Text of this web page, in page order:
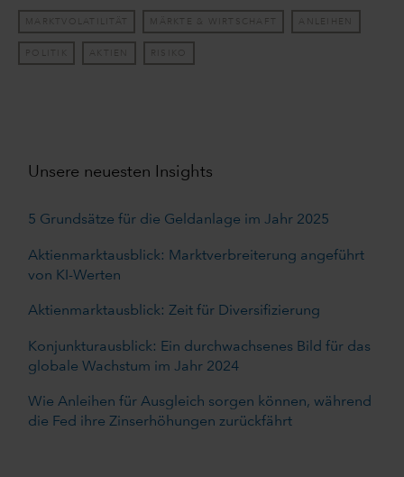
MARKTVOLATILITÄT MÄRKTE & WIRTSCHAFT ANLEIHEN
POLITIK AKTIEN RISIKO
Unsere neuesten Insights
5 Grundsätze für die Geldanlage im Jahr 2025
Aktienmarktausblick: Marktverbreiterung angeführt
von KI-Werten
Aktienmarktausblick: Zeit für Diversifizierung
Konjunkturausblick: Ein durchwachsenes Bild für das
globale Wachstum im Jahr 2024
Wie Anleihen für Ausgleich sorgen können, während
die Fed ihre Zinserhöhungen zurückfährt